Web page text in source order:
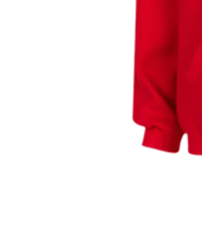
Hit enter to search